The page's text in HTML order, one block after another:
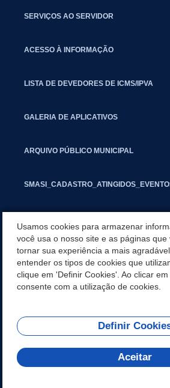
SERVIÇOS AO SERVIDOR
ACESSO À INFORMAÇÃO
LISTA DE DEVEDORES DE ICMS/IPVA
GALERIA DE APLICATIVOS
ARQUIVO PÚBLICO MUNICIPAL
INFORMATIVO PIT
SEGUNDA VIA IPTU
REDES SOCIAIS
Usamos cookies para armazenar
você usa o nosso site e as páginas que
tornar sua experiência a mais
entender os tipos de cookies que
clique em 'Definir Cookies'. Ao clicar
consente com a utilização de cookies.
Definir
Aceitar